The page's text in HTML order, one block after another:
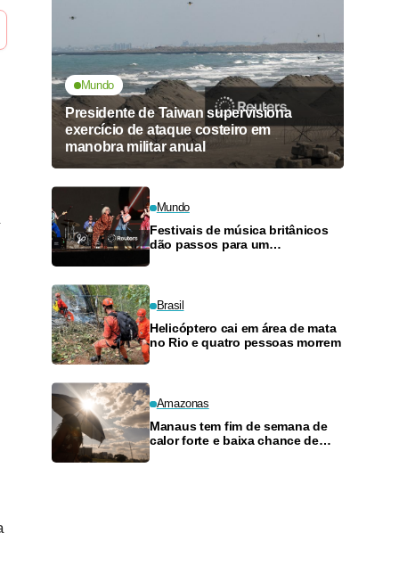
Mundo
Presidente de Taiwan supervisiona
exercício de ataque costeiro em
manobra militar anual
Mundo
Festivais de música britânicos
dão passos para um
Brasil
Helicóptero cai em área de mata
no Rio e quatro pessoas morrem
Amazonas
Manaus tem fim de semana de
calor forte e baixa chance de